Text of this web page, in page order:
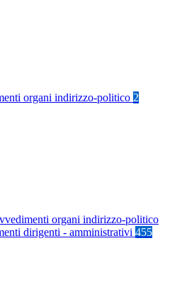
organi indirizzo-politico 2
organi indirizzo-politico
dirigenti - amministrativi 455